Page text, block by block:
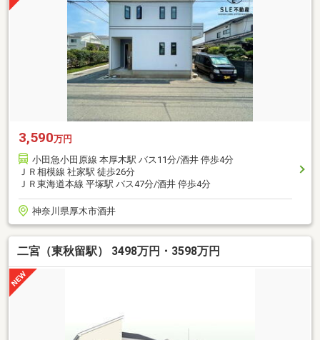
3,590万円
小田急小田原線 本厚木駅 バス11分/酒井 停歩4分
ＪＲ相模線 社家駅 徒歩26分
ＪＲ東海道本線 平塚駅 バス47分/酒井 停歩4分
神奈川県厚木市酒井
二宮（東秋留駅） 3498万円・3598万円